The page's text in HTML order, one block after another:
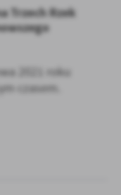
Trzech Rzek
2021 roku
czasem.